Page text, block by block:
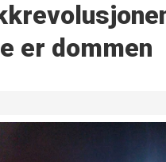
er dommen